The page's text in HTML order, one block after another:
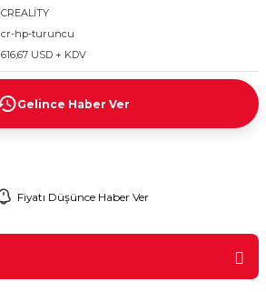
CREALİTY
cr-hp-turuncu
616,67 USD + KDV
Gelince Haber Ver
Fiyatı Düşünce Haber Ver